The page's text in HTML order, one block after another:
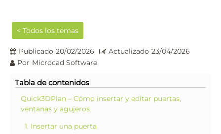
< Todos los temas
Publicado 20/02/2026 Actualizado 23/04/2026
Por Microcad Software
Tabla de contenidos
Quick3DPlan – Cómo insertar y editar puertas,
ventanas y agujeros
1. Insertar una puerta